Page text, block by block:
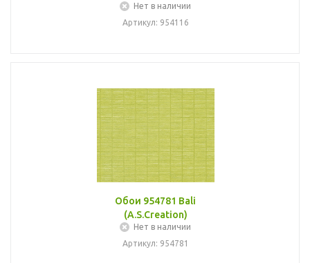
Нет в наличии
Артикул: 954116
Обои 954781 Bali
(A.S.Creation)
Нет в наличии
Артикул: 954781